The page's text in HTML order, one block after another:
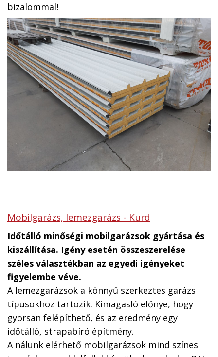
bizalommal!
Mobilgarázs, lemezgarázs - Kurd
Időtálló minőségi mobilgarázsok gyártása és
kiszállítása. Igény esetén összeszerelése
széles választékban az egyedi igényeket
figyelembe véve.
A lemezgarázsok a könnyű szerkeztes garázs
típusokhoz tartozik. Kimagasló előnye, hogy
gyorsan felépíthető, és az eredmény egy
időtálló, strapabíró építmény.
A nálunk elérhető mobilgarázsok mind színes